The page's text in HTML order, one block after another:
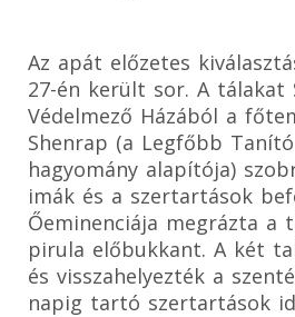
Az apát előzetes
27-én került sor. A tálakat
Védelmező Házából a
Shenrap (a Legfőbb
hagyomány alapítója)
imák és a szertartások
Őeminenciája megrázta a
pirula előbukkant. A két
és visszahelyezték a
napig tartó szertartások